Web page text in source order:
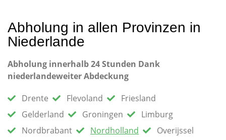
Abholung in allen Provinzen in
Niederlande
Abholung innerhalb 24 Stunden Dank
niederlandeweiter Abdeckung
Drente
Flevoland
Friesland
Gelderland
Groningen
Limburg
Nordbrabant
Nordholland
Overijssel